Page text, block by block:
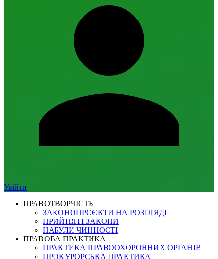
Увійти
ПРАВОТВОРЧІСТЬ
ЗАКОНОПРОЄКТИ НА РОЗГЛЯДІ
ПРИЙНЯТІ ЗАКОНИ
НАБУЛИ ЧИННОСТІ
ПРАВОВА ПРАКТИКА
ПРАКТИКА ПРАВООХОРОННИХ ОРГАНІВ
ПРОКУРОРСЬКА ПРАКТИКА